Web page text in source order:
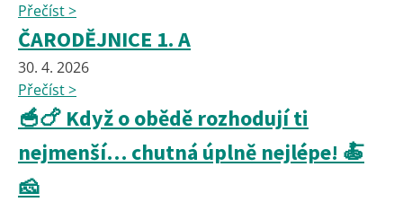
Přečíst >
ČARODĚJNICE 1. A
30. 4. 2026
Přečíst >
🥣🍗 Když o obědě rozhodují ti
nejmenší… chutná úplně nejlépe! 🍝
🧀